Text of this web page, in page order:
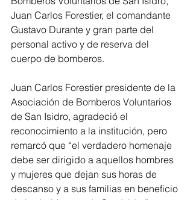
Juan Carlos Forestier, el comandante
Gustavo Durante y gran parte del
personal activo y de reserva del
cuerpo de bomberos.
Juan Carlos Forestier presidente de la
Asociación de Bomberos Voluntarios
de San Isidro, agradeció el
reconocimiento a la institución, pero
remarcó que “el verdadero homenaje
debe ser dirigido a aquellos hombres
y mujeres que dejan sus horas de
descanso y a sus familias en beneficio